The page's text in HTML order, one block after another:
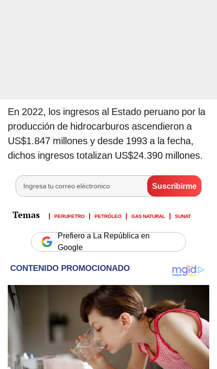
En 2022, los ingresos al Estado peruano por la
producción de hidrocarburos ascendieron a
US$1.847 millones y desde 1993 a la fecha,
dichos ingresos totalizan US$24.390 millones.
PERUPETRO PETRÓLEO GAS NATURAL SUNAT
Prefiero a La República en
Google